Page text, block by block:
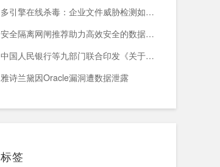
多引擎在线杀毒：企业文件威胁检测如何减少漏报与误报？
安全隔离网闸推荐助力高效安全的数据交换与网络防护
中国人民银行等九部门联合印发《关于加强科技金融领域数据开发利用的通知》
雅诗兰黛因Oracle漏洞遭数据泄露
标签